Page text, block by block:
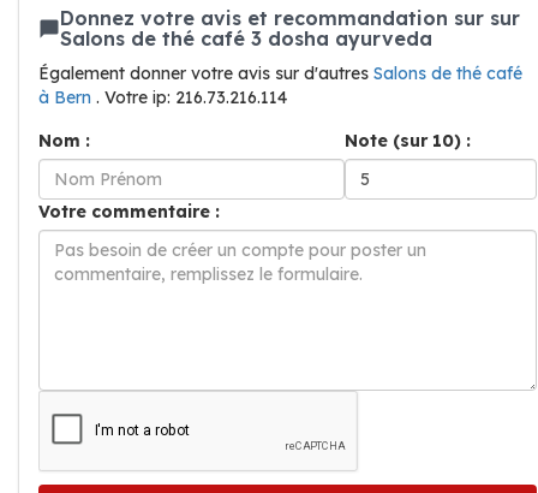
Donnez votre avis et recommandation sur sur
Salons de thé café 3 dosha ayurveda
Également donner votre avis sur d'autres Salons de thé café
à Bern . Votre ip: 216.73.216.114
Nom :
Note (sur 10) :
Votre commentaire :